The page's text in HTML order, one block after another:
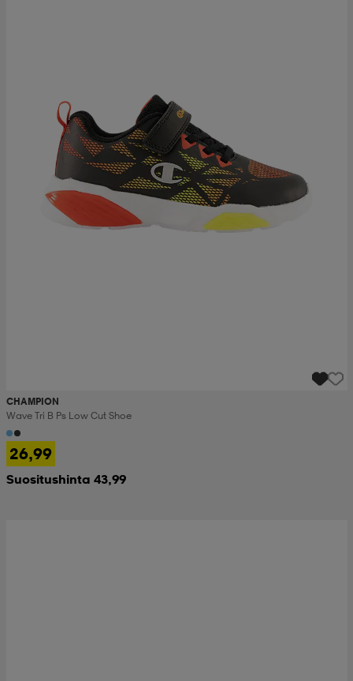
CHAMPION
Wave Tri B Ps Low Cut Shoe
26,99
Suositushinta 43,99